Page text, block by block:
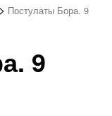
> Постулаты Бора. 9
9